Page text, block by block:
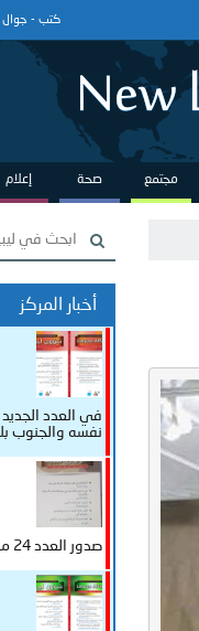
كتب - جوال
مجتمع صحة إعلام
أخبار المركز
في العدد
نفسه والجنوب
صدور العدد 24 من “شؤون ليبية”